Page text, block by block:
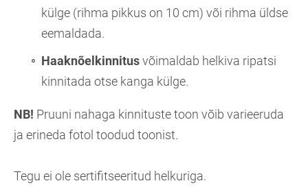
külge (rihma pikkus on 10 cm) või rihma üldse
eemaldada.
Haaknõelkinnitusvõimaldab helkiva ripatsi
kinnitada otse kanga külge.
NB! Pruuni nahaga kinnituste toon võib varieeruda
ja erineda fotol toodud toonist.
Tegu ei ole sertifitseeritud helkuriga.